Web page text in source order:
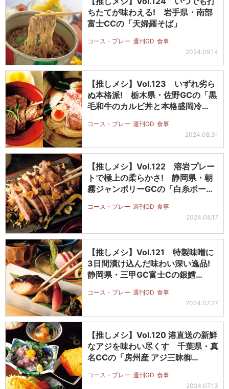
ちたてが味わえる! 岩手県・南部
富士CCの「天婦羅そば」
コース・プレー 週刊GD 食事
2024.09.14
【推しメシ】Vol.123 いずれ劣ら
ぬ本格派! 栃木県・佐野GCの「黒
毛和牛のカルビ丼と本格盛岡冷…
コース・プレー 週刊GD 食事
2024.08.31
【推しメシ】Vol.122 溶岩プレー
トで極上の柔らかさ! 静岡県・朝
霧ジャンボリーGCの「白糸ポー…
コース・プレー 週刊GD 食事
2024.08.17
【推しメシ】Vol.121 特製味噌に
3日間漬け込んだ味わい深い逸品!
静岡県・三甲GC富士Cの銀鱈…
コース・プレー 週刊GD 食事
2024.07.27
【推しメシ】Vol.120 港直送の新鮮
なアジを味わい尽くす 千葉県・真
名CCの「房州産 アジ三昧御…
コース・プレー 週刊GD 食事
2024.07.13